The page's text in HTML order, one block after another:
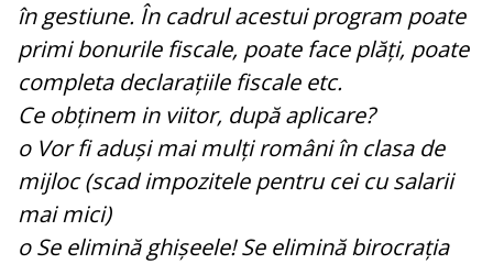
în gestiune. În cadrul acestui program poate
primi bonurile fiscale, poate face plăți, poate
completa declarațiile fiscale etc.
Ce obținem in viitor, după aplicare?
o Vor fi aduși mai mulți români în clasa de
mijloc (scad impozitele pentru cei cu salarii
mai mici)
o Se elimină ghișeele! Se elimină birocrația